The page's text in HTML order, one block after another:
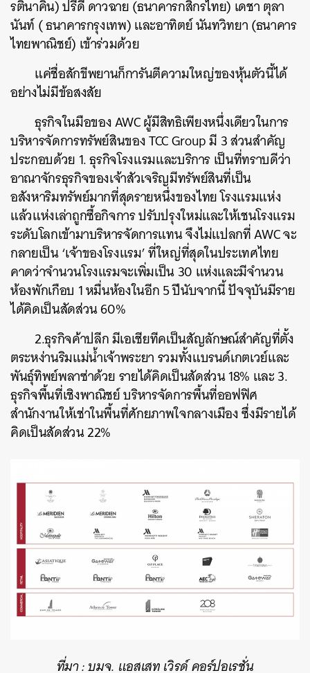
รตินาคิน) ปรีดี ดาวฉาย (ธนาคารกสิกรไทย) เดชา ตุลา
นันท์ ( ธนาคารกรุงเทพ) และอาทิตย์ นันทวิทยา (ธนาคาร
ไทยพาณิชย์) เข้าร่วมด้วย
แค่ชื่อสักขีพยานก็การันตีความใหญ่ของหุ้นตัวนี้ได้
อย่างไม่มีข้อสงสัย
ธุรกิจในมือของ AWC ผู้มีสิทธิเพียงหนึ่งเดียวในการ
บริหารจัดการทรัพย์สินของ TCC Group มี 3 ส่วนสำคัญ
ประกอบด้วย 1. ธุรกิจโรงแรมและบริการ เป็นที่ทราบดีว่า
อาณาจักรธุรกิจของเจ้าสัวเจริญมีทรัพย์สินที่เป็น
อสังหาริมทรัพย์มากที่สุดรายหนึ่งของไทย โรงแรมแห่ง
แล้วแห่งเล่าถูกซื้อกิจการ ปรับปรุงใหม่และให้เชนโรงแรม
ระดับโลกเข้ามาบริหารจัดการแทน จึงไม่แปลกที่ AWC จะ
กลายเป็น ‘เจ้าของโรงแรม’ ที่ใหญ่ที่สุดในประเทศไทย
คาดว่าจำนวนโรงแรมจะเพิ่มเป็น 30 แห่งและมีจำนวน
ห้องพักเกือบ 1 หมื่นห้องในอีก 5 ปีนับจากนี้ ปัจจุบันมีราย
ได้คิดเป็นสัดส่วน 60%
2.ธุรกิจค้าปลีก มีเอเชียทีคเป็นสัญลักษณ์สำคัญที่ตั้ง
ตระหง่านริมแม่น้ำเจ้าพระยา รวมทั้งแบรนด์เกตเวย์และ
พันธุ์ทิพย์พลาซ่าด้วย รายได้คิดเป็นสัดส่วน 18% และ 3.
ธุรกิจพื้นที่เชิงพาณิชย์ บริหารจัดการพื้นที่ออฟฟิศ
สำนักงานให้เช่าในพื้นที่ศักยภาพใจกลางเมือง ซึ่งมีรายได้
คิดเป็นสัดส่วน 22%
ที่มา : บมจ. แอสเสท เวิรด์ คอร์ปอเรชั่น